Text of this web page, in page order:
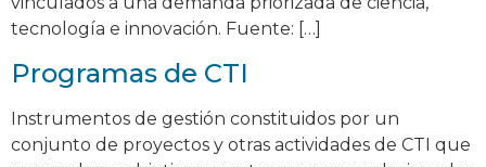
tecnología e innovación. Fuente: […]
Programas de CTI
Instrumentos de gestión constituidos por un
conjunto de proyectos y otras actividades de CTI que